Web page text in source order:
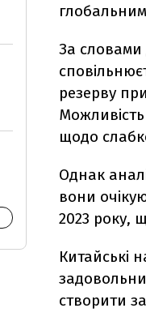
За словами
резерву
щодо
Однак
вони
2023 року,
Китайські
створити